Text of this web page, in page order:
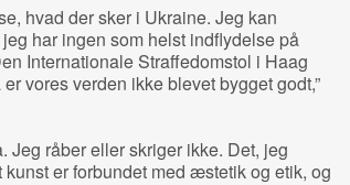
hvad der sker i Ukraine. Jeg kan
har ingen som helst indflydelse på
Internationale Straffedomstol i Haag
vores verden ikke blevet bygget godt,”
Jeg råber eller skriger ikke. Det, jeg
kunst er forbundet med æstetik og etik, og